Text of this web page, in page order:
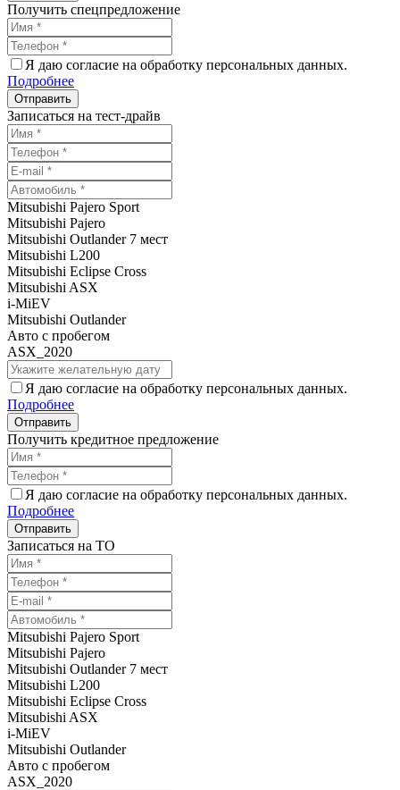
Получить спецпредложение
Я даю согласие на обработку персональных данных.
Подробнее
Записаться на тест-драйв
Mitsubishi Pajero Sport
Mitsubishi Pajero
Mitsubishi Outlander 7 мест
Mitsubishi L200
Mitsubishi Eclipse Cross
Mitsubishi ASX
i-MiEV
Mitsubishi Outlander
Авто с пробегом
ASX_2020
Я даю согласие на обработку персональных данных.
Подробнее
Получить кредитное предложение
Я даю согласие на обработку персональных данных.
Подробнее
Записаться на ТО
Mitsubishi Pajero Sport
Mitsubishi Pajero
Mitsubishi Outlander 7 мест
Mitsubishi L200
Mitsubishi Eclipse Cross
Mitsubishi ASX
i-MiEV
Mitsubishi Outlander
Авто с пробегом
ASX_2020